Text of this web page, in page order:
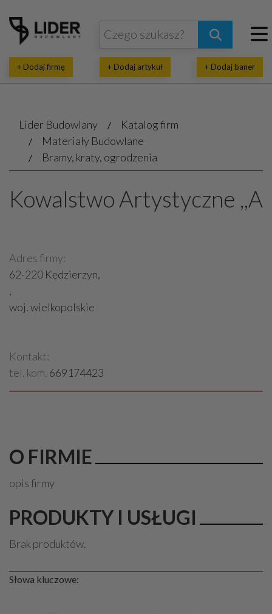
+ Dodaj firmę + Dodaj artykuł + Dodaj baner
Lider Budowlany
Katalog firm
Materiały Budowlane
Bramy, kraty, ogrodzenia
Kowalstwo Artystyczne ,,A
Adres firmy:
62-220 Kędzierzyn,
,
woj. wielkopolskie
Kontakt:
tel. kom. 669174423
O FIRMIE
opis firmy
PRODUKTY I USŁUGI
Brak produktów.
Słowa kluczowe: